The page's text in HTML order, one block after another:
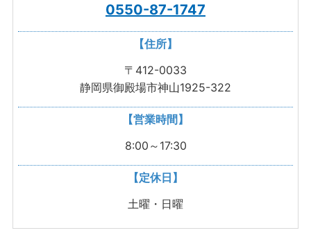
0550-87-1747
【住所】
〒412-0033
静岡県御殿場市神山1925-322
【営業時間】
8:00～17:30
【定休日】
土曜・日曜